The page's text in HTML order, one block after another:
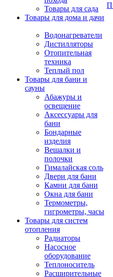
Товары для сада
Товары для дома и дачи
Водонагреватели
Дистилляторы
Отопительная
техника
Теплый пол
Товары для бани и
сауны
Абажуры и
освещение
Аксессуары для
бани
Бондарные
изделия
Вешалки и
полочки
Гималайская соль
Двери для бани
Камни для бани
Окна для бани
Термометры,
гигрометры, часы
Товары для систем
отопления
Радиаторы
Насосное
оборудование
Теплоноситель
Расширительные